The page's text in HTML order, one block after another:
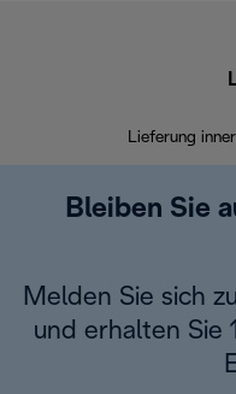
Lieferung
Bleiben Sie
Melden Sie sich
und erhalten Sie